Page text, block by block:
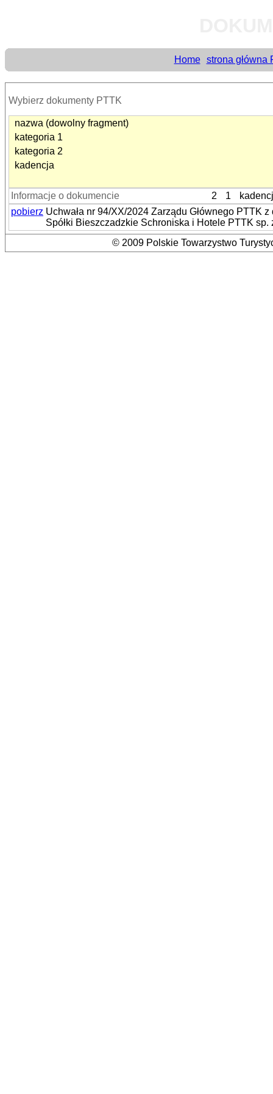
Home strona główna
Wybierz dokumenty PTTK
nazwa (dowolny fragment)
kategoria 1
kategoria 2
kadencja
Informacje o dokumencie 2 1
pobierz Uchwała nr 94/XX/2024 Zarządu Głównego PTTK
Spółki Bieszczadzkie Schroniska i Hotele PTTK
© 2009 Polskie Towarzystwo